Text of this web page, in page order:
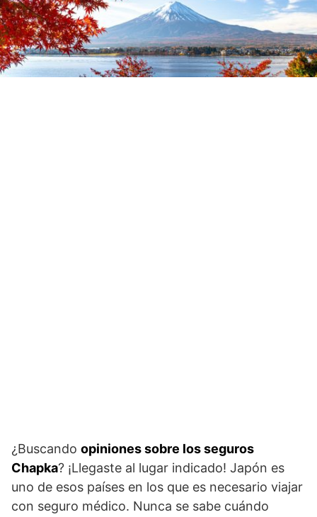
¿Buscando opiniones sobre los seguros
Chapka? ¡Llegaste al lugar indicado! Japón es
uno de esos países en los que es necesario viajar
con seguro médico. Nunca se sabe cuándo